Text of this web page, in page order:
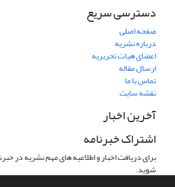
دسترسی سریع
صفحه اصلی
درباره نشریه
اعضای هیات تحریریه
ارسال مقاله
تماس با ما
نقشه سایت
آخرین اخبار
اشتراک خبرنامه
برای دریافت اخبار و اطلاعیه های مهم نشریه در
شوید.